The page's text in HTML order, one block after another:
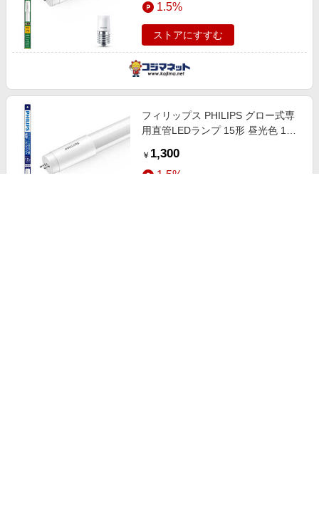
1.5%
ストアにすすむ
フィリップス PHILIPS グロー式専
用直管LEDランプ 15形 昼光色 1本
￥ 1,300
1.5%